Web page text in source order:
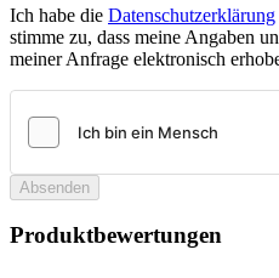
Ich habe die Datenschutzerklärung
stimme zu, dass meine Angaben
meiner Anfrage elektronisch
Absenden
Produktbewertungen